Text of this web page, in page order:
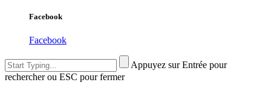
Facebook
Facebook
Appuyez sur Entrée pour
rechercher ou ESC pour fermer